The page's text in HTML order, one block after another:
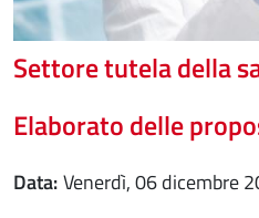
Settore tutela della
Elaborato delle
Data
venerdì, 06 dicembre